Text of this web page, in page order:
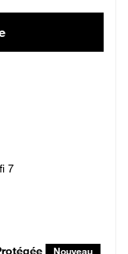
7
Nouveau